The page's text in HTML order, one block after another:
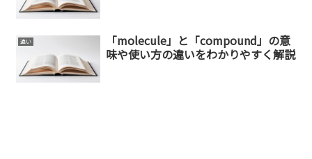
違い
「molecule」と「compound」の意
味や使い方の違いをわかりやすく解説